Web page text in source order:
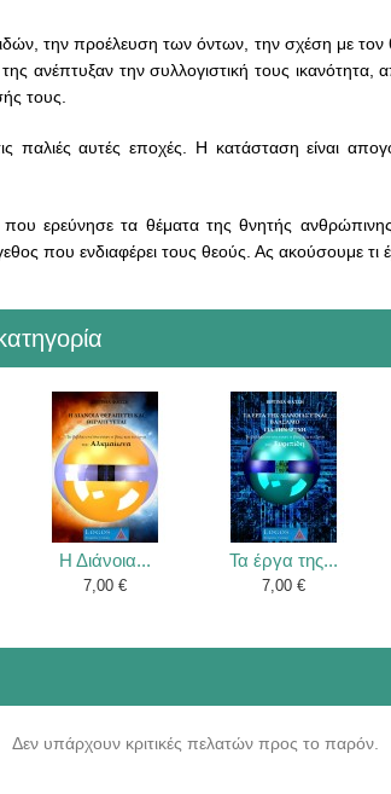
την προέλευση των όντων, την σχέση με τον
ανέπτυξαν την συλλογιστική τους ικανότητα,
τους.
παλιές αυτές εποχές. Η κατάσταση είναι
ερεύνησε τα θέματα της θνητής
που ενδιαφέρει τους θεούς. Ας ακούσουμε τι
Η Διάνοια...
7,00 €
Τα έργα της...
7,00 €
Δεν υπάρχουν κριτικές πελατών προς το παρόν.